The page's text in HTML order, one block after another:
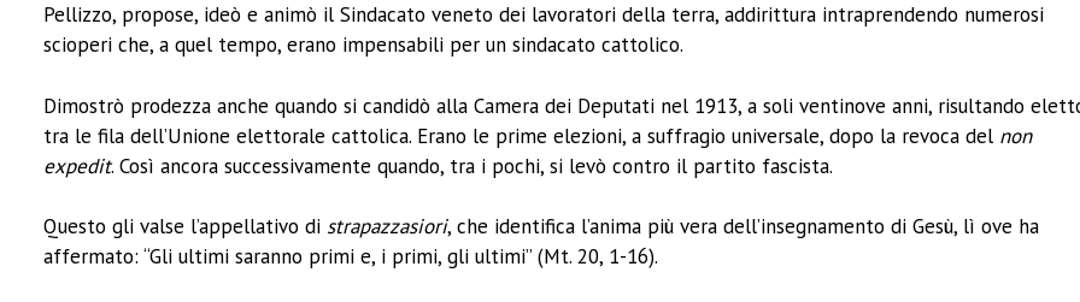
Pellizzo, propose, ideò e animò il Sindacato veneto dei lavoratori della terra, addirittura intraprendendo numerosi
scioperi che, a quel tempo, erano impensabili per un sindacato cattolico.
Dimostrò prodezza anche quando si candidò alla Camera dei Deputati nel 1913, a soli ventinove anni, risultando
tra le fila dell’Unione elettorale cattolica. Erano le prime elezioni, a suffragio universale, dopo la revoca del non
expedit. Così ancora successivamente quando, tra i pochi, si levò contro il partito fascista.
Questo gli valse l’appellativo di strapazzasiori, che identifica l’anima più vera dell’insegnamento di Gesù, lì ove ha
affermato: “Gli ultimi saranno primi e, i primi, gli ultimi” (Mt. 20, 1-16).